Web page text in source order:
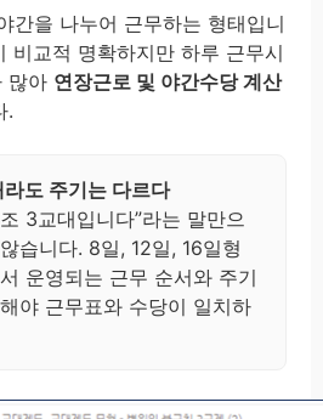
간을 나누어 근무하는 형태입니
비교적 명확하지만 하루 근무시
많아 연장근로 및 야간수당 계산
.
도 주기는 다르다
3교대입니다”라는 말만으
습니다. 8일, 12일, 16일형
운영되는 근무 순서와 주기
야 근무표와 수당이 일치하